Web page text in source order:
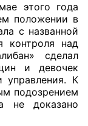
этого года
положении в
с названной
контроля над
сделал
и девочек
управления. К
подозрением
не доказано